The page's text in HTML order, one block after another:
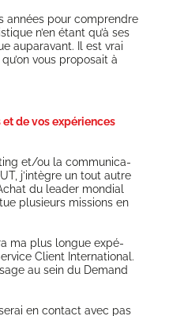
années pour com­prendre
n’en étant qu’à ses
aupa­ra­vant. Il est vrai
vous pro­po­sait à
de vos expériences
et/ou la com­mu­ni­ca­
j’intègre un tout autre
du lea­der mon­dial
plu­sieurs mis­sions en
ma plus longue expé­
Client Inter­na­tio­nal.
au sein du Demand
en contact avec pas